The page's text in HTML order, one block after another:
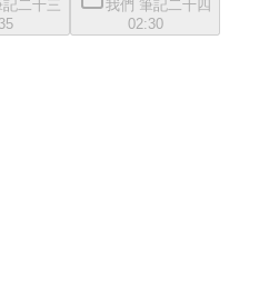
二十三
我們 筆記二十四
02:30